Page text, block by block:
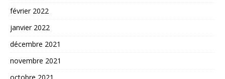
février 2022
janvier 2022
décembre 2021
novembre 2021